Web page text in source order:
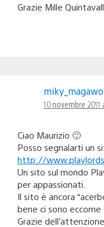
Grazie Mille
10 novembre 2011
Ciao Maurizio 🙂
Posso segnalarti un
http://
Un sito sul mondo
per appassionati.
Il sito è ancora
bene ci sono eccome
Grazie dell’attenzione.